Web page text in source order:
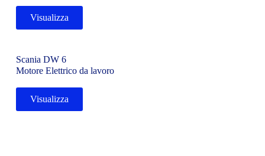
Visualizza
Scania DW 6
Motore Elettrico da lavoro
Visualizza